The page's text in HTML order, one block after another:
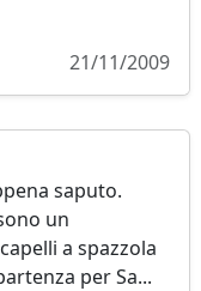
21/11/2009
saputo.
un
a spazzola
per Sa...